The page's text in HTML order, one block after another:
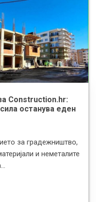
Construction.hr:
останува еден
за градежништво,
и неметалите